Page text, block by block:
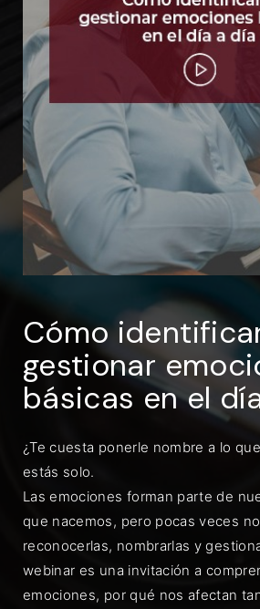
Cómo
gestionar
básicas en el
¿Te cuesta ponerle nombre a lo
estás solo.
Las emociones forman parte de
que nacemos, pero pocas veces
reconocerlas, nombrarlas y
webinar es una invitación a
emociones, por qué nos afectan
ENTRAR
Recuérdame